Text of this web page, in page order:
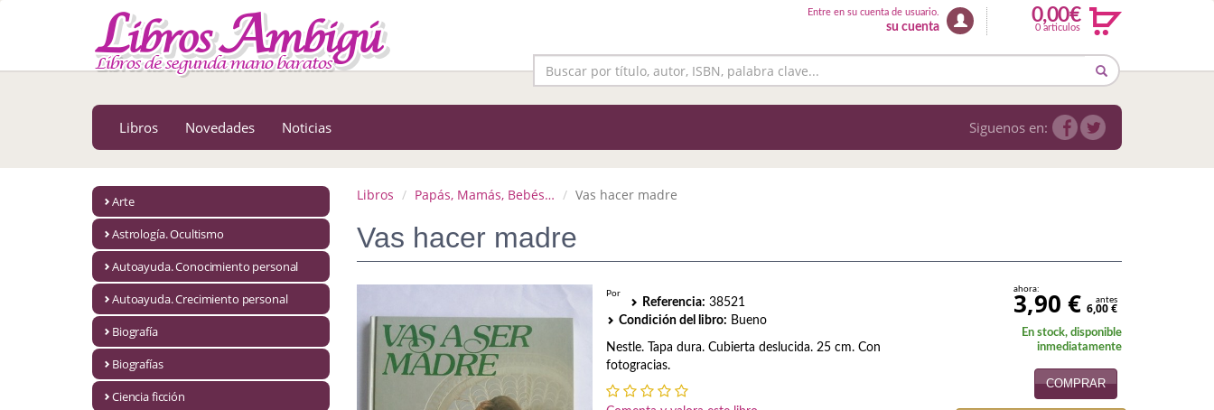
MENÚ PRINCIPAL
Astrología. Ocultismo
Autoayuda. Conocimiento personal
Autoayuda. Crecimiento personal
Entre en su cuenta de usuario.
su cuenta
0,00€
0 articulos
Libros Novedades Noticias Siguenos en:
Arte
Astrología. Ocultismo
Autoayuda. Conocimiento personal
Autoayuda. Crecimiento personal
Biografía
Biografías
Ciencia ficción
Libros Papás, Mamás, Bebés… Vas hacer madre
Vas hacer madre
Por
Referencia: 38521
Condición del libro: Bueno
Nestle. Tapa dura. Cubierta deslucida. 25 cm. Con
fotogracias.
ahora:
3,90 € antes
6,00 €
En stock, disponible
inmediatamente
COMPRAR